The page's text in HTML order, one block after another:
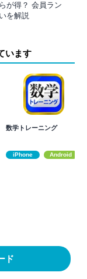
が得？ 会員ラン
を解説
います
数学トレーニング
iPhone Android
ド